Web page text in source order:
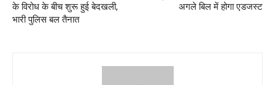
के विरोध के बीच शुरू हुई बेदखली,
भारी पुलिस बल तैनात
अगले बिल में होगा एडजस्ट